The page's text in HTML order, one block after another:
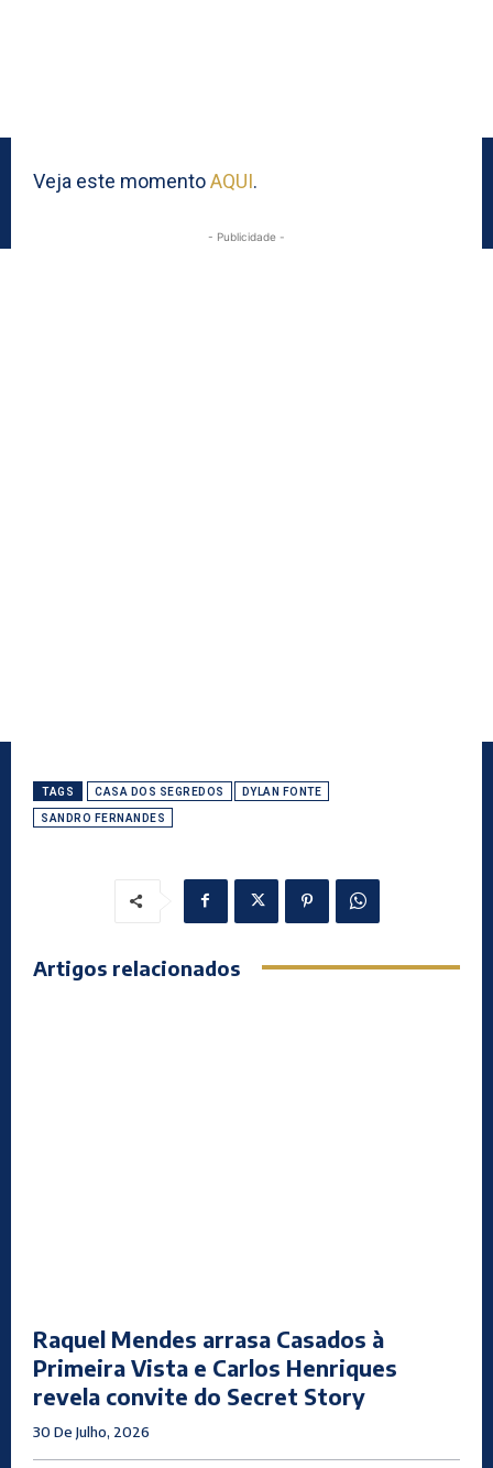
Veja este momentoAQUI.
- Publicidade -
TAGS CASA DOS SEGREDOS DYLAN FONTE
SANDRO FERNANDES
Artigos relacionados
Raquel Mendes arrasa Casados à
Primeira Vista e Carlos Henriques
revela convite do Secret Story
30 De Julho, 2026